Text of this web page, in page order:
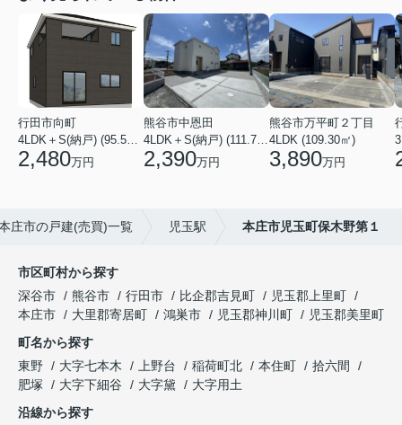
行田市向町
4LDK＋S(納戸) (95.58㎡)
2,480万円
熊谷市中恩田
4LDK＋S(納戸) (111.78㎡)
2,390万円
熊谷市万平町２丁目
4LDK (109.30㎡)
3,890万円
庄市の戸建(売買)一覧 児玉駅 本庄市児玉町保木野第１
市区町村から探す
深谷市
熊谷市 行田市 比企郡吉見町
児玉郡上里町
本庄市
大里郡寄居町 鴻巣市 児玉郡神川町
児玉郡美里町
町名から探す
東野
大字七本木 上野台 稲荷町北 本住町
拾六間
肥塚
大字下細谷 大字黛
大字用土
沿線から探す